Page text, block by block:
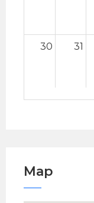
30 31
Map